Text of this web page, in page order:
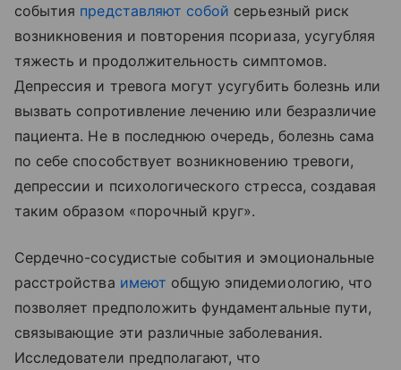
события представляют собой серьезный риск
возникновения и повторения псориаза, усугубляя
тяжесть и продолжительность симптомов.
Депрессия и тревога могут усугубить болезнь или
вызвать сопротивление лечению или безразличие
пациента. Не в последнюю очередь, болезнь сама
по себе способствует возникновению тревоги,
депрессии и психологического стресса, создавая
таким образом «порочный круг».
Сердечно-сосудистые события и эмоциональные
расстройства имеют общую эпидемиологию, что
позволяет предположить фундаментальные пути,
связывающие эти различные заболевания.
Исследователи предполагают, что